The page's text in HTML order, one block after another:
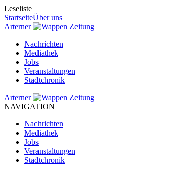
Leseliste
StartseiteÜber uns
Arterner
Zeitung
Nachrichten
Mediathek
Jobs
Veranstaltungen
Stadtchronik
Arterner
Zeitung
NAVIGATION
Nachrichten
Mediathek
Jobs
Veranstaltungen
Stadtchronik